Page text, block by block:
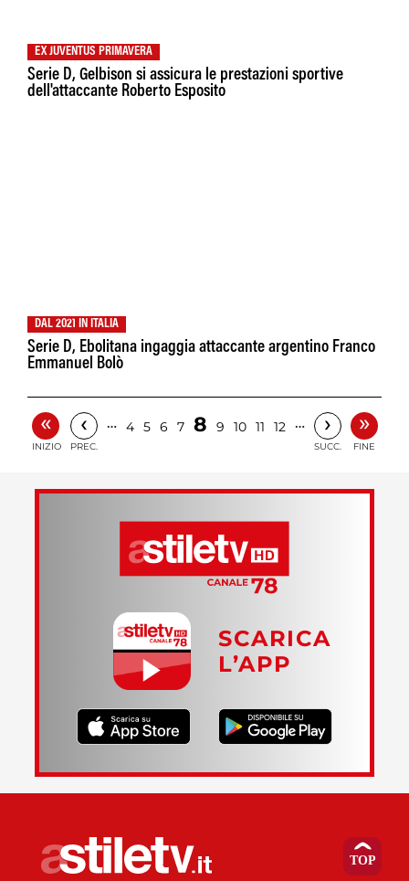
EX JUVENTUS PRIMAVERA
Serie D, Gelbison si assicura le prestazioni sportive
dell'attaccante Roberto Esposito
DAL 2021 IN ITALIA
Serie D, Ebolitana ingaggia attaccante argentino Franco
Emmanuel Bolò
«
INIZIO
‹
PREC.
… 4 5 6 7 8 9 10 11 12 … ›
SUCC.
»
FINE
SCARICA
L’APP